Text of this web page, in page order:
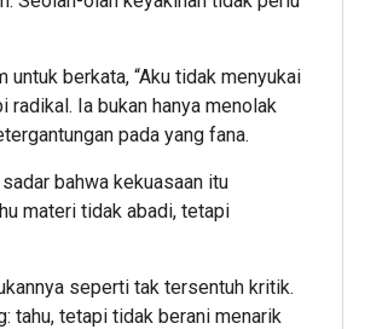
berkata, “Aku tidak menyukai
radikal. Ia bukan hanya menolak
pada yang fana.
bahwa kekuasaan itu
materi tidak abadi, tetapi
seperti tak tersentuh kritik.
tahu, tetapi tidak berani menarik